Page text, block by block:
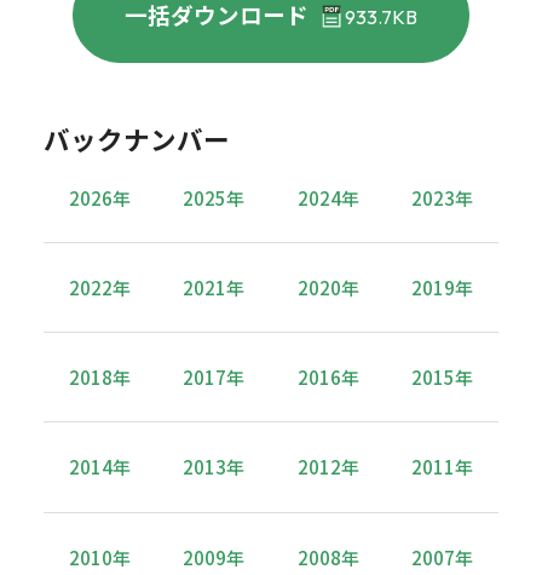
一括ダウンロード 933.7KB
バックナンバー
2026年 2025年 2024年 2023年
2022年 2021年 2020年 2019年
2018年 2017年 2016年 2015年
2014年 2013年 2012年 2011年
2010年 2009年 2008年 2007年